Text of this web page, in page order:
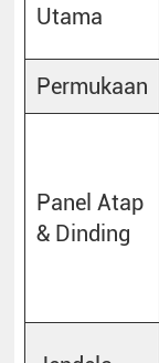
Utama
Permukaan
Panel Atap
& Dinding